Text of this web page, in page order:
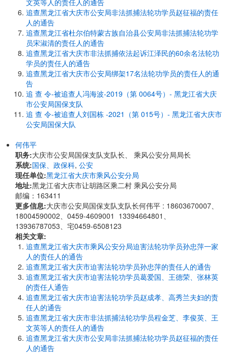
文英等人的责任人的通告
追查黑龙江省大庆市公安局非法抓捕法轮功学员赵征福的责任
人的通告
追查黑龙江省杜尔伯特蒙古族自治县公安局非法抓捕法轮功学
员宋淑清的责任人的通告
追查黑龙江省大庆市非法抓捕依法起诉江泽民的60余名法轮功
学员的责任人的通告
追查黑龙江省大庆市公安局绑架17名法轮功学员的责任人的通
告
追 查 令-被追查人冯海波-2019（第 0064号）- 黑龙江省大庆
市公安局国保支队
追 查 令-被追查人刘国栋 -2021（第 015号）- 黑龙江省大庆市
公安局国保大队
何伟平
职务:大庆市公安局国保支队支队长、 乘风公安分局局长
系统:国保、政保科, 公安
现任单位:黑龙江省大庆市乘风公安分局
地址:黑龙江省大庆市让胡路区乘二村 乘风公安分局
邮编：163411
更多信息:大庆市公安局国保支队支队长何伟平 : 18603670007、
18004590002、0459-4609001 13394664801、
13936787053、宅0459-6508123
相关文章:
追查黑龙江省大庆市乘风公安分局迫害法轮功学员孙忠萍一家
人的责任人的通告
追查黑龙江省大庆市迫害法轮功学员孙忠萍的责任人的通告
追查黑龙江省大庆市迫害法轮功学员葛爱国、王德荣、张林英
的责任人通告
追查黑龙江省大庆市迫害法轮功学员赵成孝、高秀兰夫妇的责
任人的通告
追查黑龙江省大庆市非法抓捕法轮功学员程金芝、李俊英、王
文英等人的责任人的通告
追查黑龙江省大庆市公安局非法抓捕法轮功学员赵征福的责任
人的通告